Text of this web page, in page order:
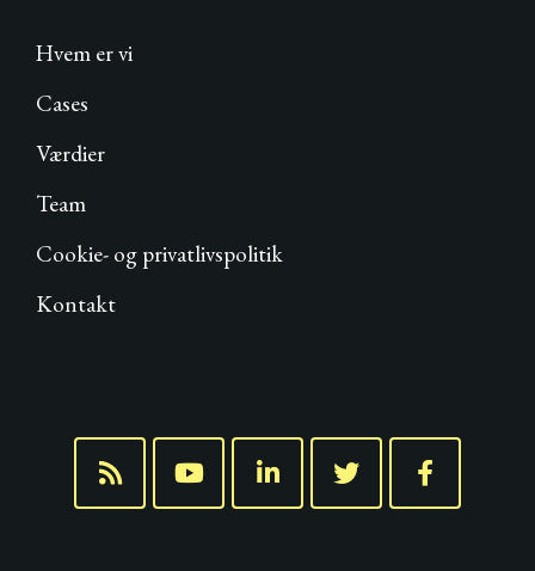
Hvem er vi
Cases
Værdier
Team
Cookie- og privatlivspolitik
Kontakt